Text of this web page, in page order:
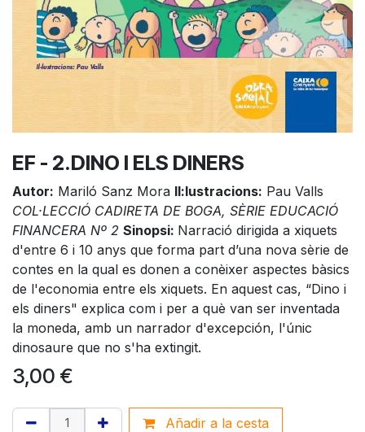
EF - 2.DINO I ELS DINERS
Autor: Mariló Sanz Mora Il:lustracions: Pau Valls
COL·LECCIÓ CADIRETA DE BOGA, SÈRIE EDUCACIÓ
FINANCERA Nº 2 Sinopsi: Narració dirigida a xiquets
d'entre 6 i 10 anys que forma part d’una nova sèrie de
contes en la qual es donen a conèixer aspectes bàsics
de l'economia entre els xiquets. En aquest cas, “Dino i
els diners" explica com i per a què van ser inventada
la moneda, amb un narrador d'excepción, l'únic
dinosaure que no s'ha extingit.
3,00 €
Añadir a la cesta